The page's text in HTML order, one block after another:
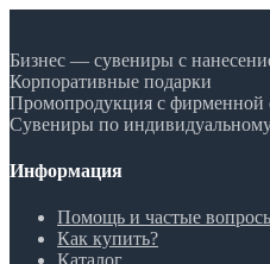
Бизнес — сувениры с
Корпоративные подарки
Промопродукция с фирменной
Сувениры по
Информация
Помощь и частые
Как купить?